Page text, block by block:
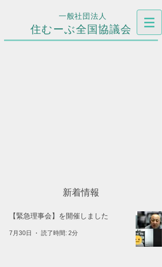
住むーぶ全国協議会
一般社団法人
【緊急理事会】を開催しました
7月30日 読了時間: 2分
新着情報